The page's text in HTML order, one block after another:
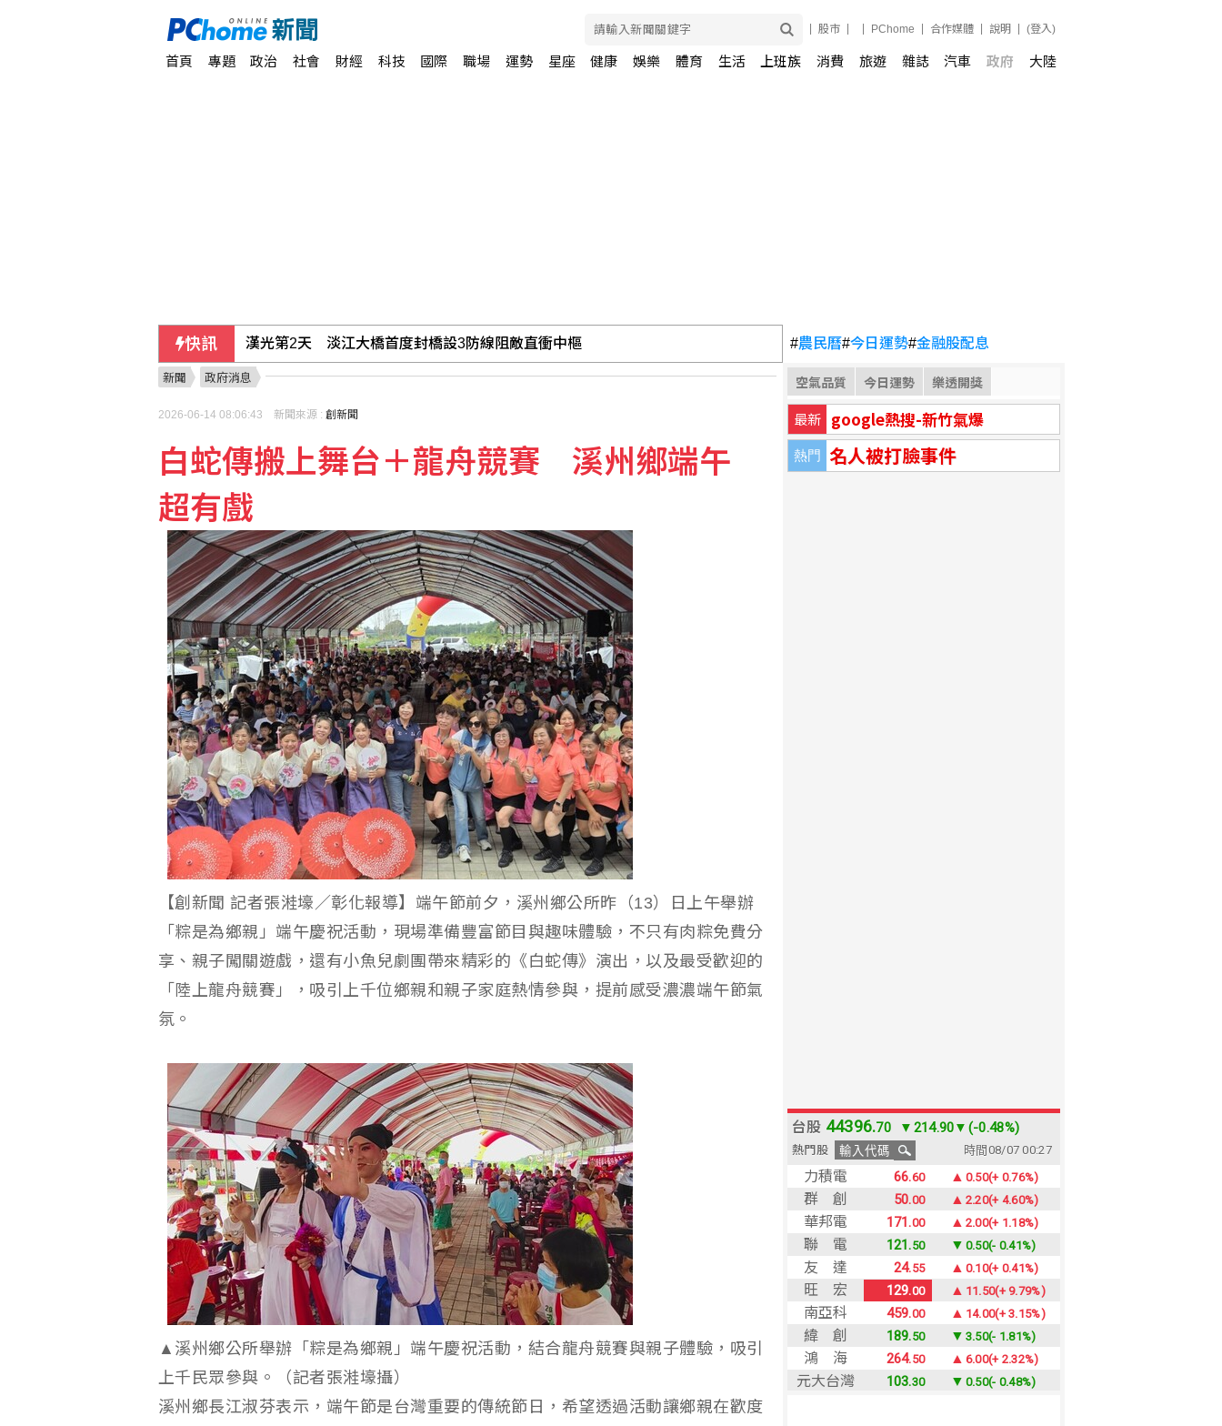
股市 PChome 合作媒體 說明 (登入)
首頁 專題 政治 社會 財經 科技 國際 職場 運勢 星座 健康 娛樂 體育 生活 上班族 消費 旅遊 雜誌 汽車 政府 大陸
快訊 漢光第2天 淡江大橋首度封橋設3防線阻敵直衝中樞
【獨家】新北市長選戰震撼彈 蔡英文將任蘇巧慧總部主委
#農民曆#今日運勢#金融股配息
空氣品質 今日運勢 樂透開獎
最新 google熱搜-新竹氣爆
熱門 名人被打臉事件
新聞 政府消息
2026-06-14 08:06:43 新聞來源 : 創新聞
白蛇傳搬上舞台＋龍舟競賽 溪州鄉端午
超有戲
【創新聞 記者張溎壕／彰化報導】端午節前夕，溪州鄉公所昨（13）日上午舉辦
「粽是為鄉親」端午慶祝活動，現場準備豐富節目與趣味體驗，不只有肉粽免費分
享、親子闖關遊戲，還有小魚兒劇團帶來精彩的《白蛇傳》演出，以及最受歡迎的
「陸上龍舟競賽」，吸引上千位鄉親和親子家庭熱情參與，提前感受濃濃端午節氣
氛。
▲溪州鄉公所舉辦「粽是為鄉親」端午慶祝活動，結合龍舟競賽與親子體驗，吸引
上千民眾參與。（記者張溎壕攝）
溪州鄉長江淑芬表示，端午節是台灣重要的傳統節日，希望透過活動讓鄉親在歡度